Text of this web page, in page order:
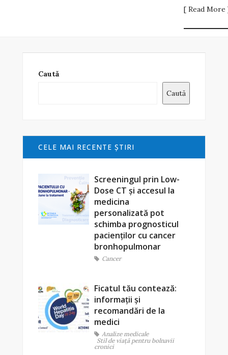
[ Read More
Caută
Caută
CELE MAI RECENTE ŞTIRI
Screeningul prin Low-
Dose CT și accesul la
medicina
personalizată pot
schimba prognosticul
pacienților cu cancer
bronhopulmonar
Cancer
Ficatul tău contează:
informații și
recomandări de la
medici
Analize medicale
Stil de viaţă pentru bolnavii
cronici